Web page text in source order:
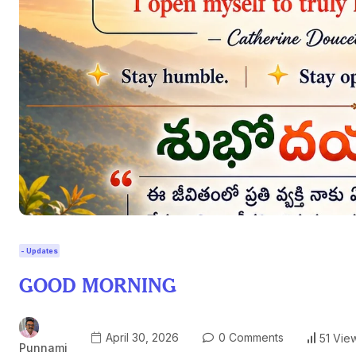
- Updates
GOOD MORNING
Punnami
April 30, 2026 0 Comments 51